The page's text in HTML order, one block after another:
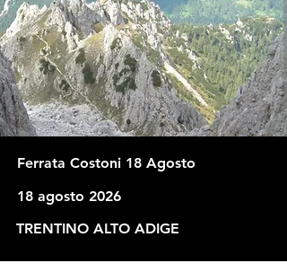
Ferrata Costoni 18 Agosto
18 agosto 2026
TRENTINO ALTO ADIGE